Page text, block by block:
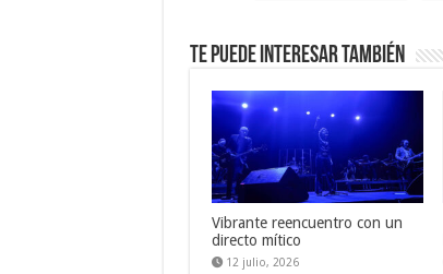
Te puede interesar también
Vibrante reencuentro con un
directo mítico
12 julio, 2026